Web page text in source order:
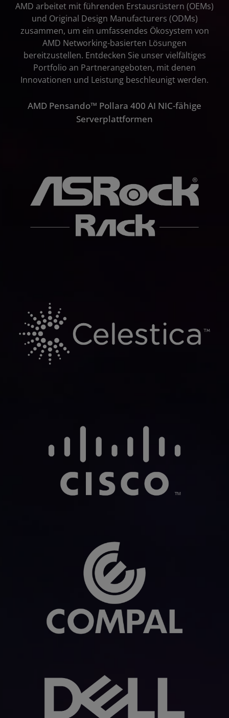
AMD arbeitet mit führenden Erstausrüstern (OEMs)
und Original Design Manufacturers (ODMs)
zusammen, um ein umfassendes Ökosystem von
AMD Networking-basierten Lösungen
bereitzustellen. Entdecken Sie unser vielfältiges
Portfolio an Partnerangeboten, mit denen
Innovationen und Leistung beschleunigt werden.
AMD Pensando™ Pollara 400 AI NIC-fähige
Serverplattformen